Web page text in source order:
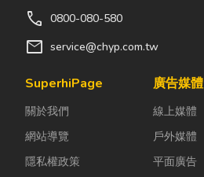
call 0800-080-580
mail service@chyp.com.tw
SuperhiPage
關於我們
網站導覽
隱私權政策
廣告媒體
線上媒體
戶外媒體
平面廣告